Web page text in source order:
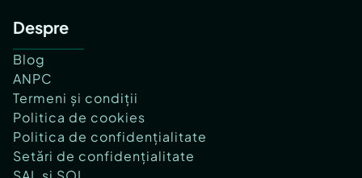
Despre
Blog
ANPC
Termeni și condiții
Politica de cookies
Politica de confidențialitate
Setări de confidențialitate